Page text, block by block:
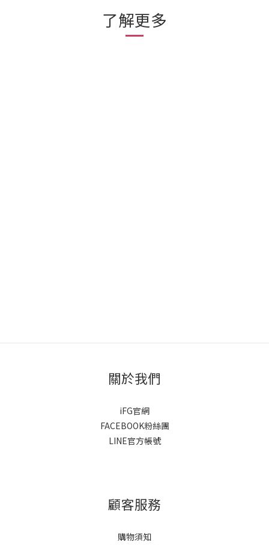
了解更多
關於我們
iFG官網
FACEBOOK粉絲團
LINE官方帳號
顧客服務
購物須知